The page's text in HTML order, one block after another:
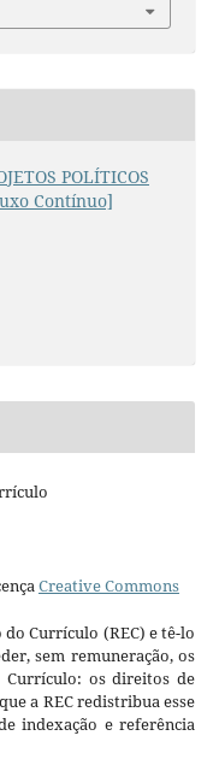
POLÍTICOS
Contínuo]
Creative Commons
Currículo (REC) e tê-lo
sem remuneração, os
Currículo: os direitos de
a REC redistribua esse
indexação e referência